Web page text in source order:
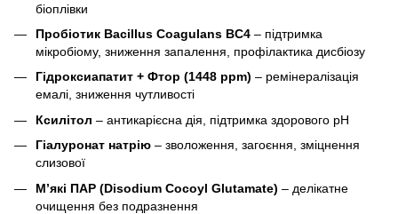
біоплівки
Пробіотик Bacillus Coagulans BC4 – підтримка
мікробіому, зниження запалення, профілактика дисбіозу
Гідроксиапатит + Фтор (1448 ppm) – ремінералізація
емалі, зниження чутливості
Ксилітол – антикарієсна дія, підтримка здорового pH
Гіалуронат натрію – зволоження, загоєння, зміцнення
слизової
М’які ПАР (Disodium Cocoyl Glutamate) – делікатне
очищення без подразнення